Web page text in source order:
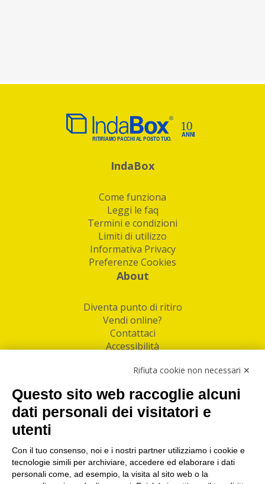
IndaBox
Come funziona
Leggi le faq
Termini e condizioni
Limiti di utilizzo
Informativa Privacy
Preferenze Cookies
About
Diventa punto di ritiro
Vendi online?
Contattaci
Accessibilità
Facebook
Linkedin
I nostri punti di ritiro e spedizione pacchi nelle
maggiori città italiane
Torino|Milano|Roma|Bologna|Firenze| Genova
Rifiuta cookie non necessari ✕
Questo sito web raccoglie alcuni
dati personali dei visitatori e
utenti
Con il tuo consenso, noi e i nostri partner utilizziamo i cookie e
tecnologie simili per archiviare, accedere ed elaborare i dati
personali come, ad esempio, la visita al sito web o la